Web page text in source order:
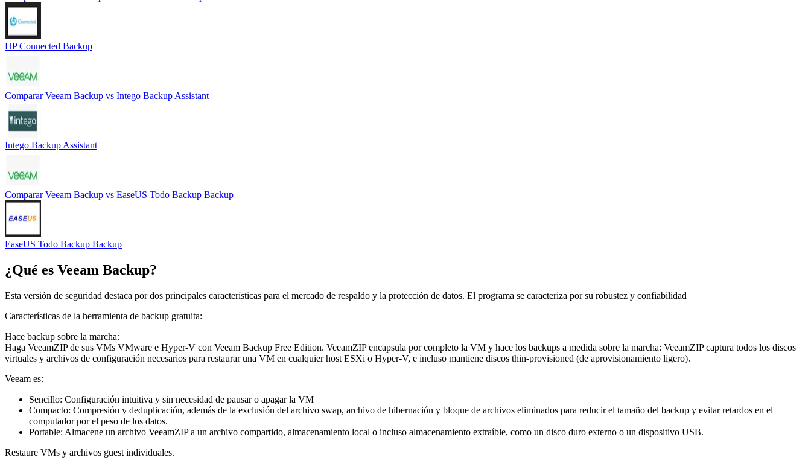
HP Connected Backup
Comparar Veeam Backup vs Intego Backup Assistant
Intego Backup Assistant
Comparar Veeam Backup vs EaseUS Todo Backup Backup
EaseUS Todo Backup Backup
¿Qué es Veeam Backup?
Esta versión de seguridad destaca por dos principales características para el mercado de respaldo y la protección de datos. El programa se caracteriza por su robustez y confiabilidad
Características de la herramienta de backup gratuita:
Hace backup sobre la marcha:
Haga VeeamZIP de sus VMs VMware e Hyper-V con Veeam Backup Free Edition. VeeamZIP encapsula por completo la VM y hace los backups a medida sobre la marcha: VeeamZIP captura todos los discos
virtuales y archivos de configuración necesarios para restaurar una VM en cualquier host ESXi o Hyper-V, e incluso mantiene discos thin-provisioned (de aprovisionamiento ligero).
Veeam es:
Sencillo: Configuración intuitiva y sin necesidad de pausar o apagar la VM
Compacto: Compresión y deduplicación, además de la exclusión del archivo swap, archivo de hibernación y bloque de archivos eliminados para reducir el tamaño del backup y evitar retardos en el
computador por el peso de los datos.
Portable: Almacene un archivo VeeamZIP a un archivo compartido, almacenamiento local o incluso almacenamiento extraíble, como un disco duro externo o un dispositivo USB.
Restaure VMs y archivos guest individuales.